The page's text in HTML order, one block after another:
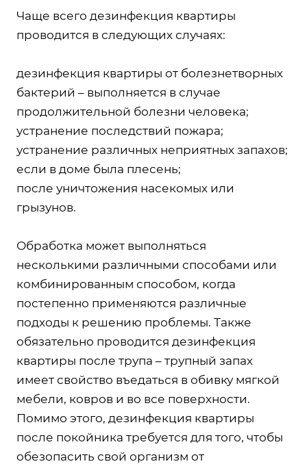
Чаще всего дезинфекция квартиры
проводится в следующих случаях:
дезинфекция квартиры от болезнетворных
бактерий – выполняется в случае
продолжительной болезни человека;
устранение последствий пожара;
устранение различных неприятных запахов;
если в доме была плесень;
после уничтожения насекомых или
грызунов.
Обработка может выполняться
несколькими различными способами или
комбинированным способом, когда
постепенно применяются различные
подходы к решению проблемы. Также
обязательно проводится дезинфекция
квартиры после трупа – трупный запах
имеет свойство въедаться в обивку мягкой
мебели, ковров и во все поверхности.
Помимо этого, дезинфекция квартиры
после покойника требуется для того, чтобы
обезопасить свой организм от